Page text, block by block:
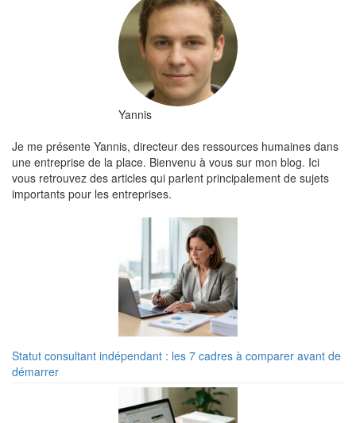
Yannis
Je me présente Yannis, directeur des ressources humaines dans
une entreprise de la place. Bienvenu à vous sur mon blog. Ici
vous retrouvez des articles qui parlent principalement de sujets
importants pour les entreprises.
Statut consultant indépendant : les 7 cadres à comparer avant de
démarrer